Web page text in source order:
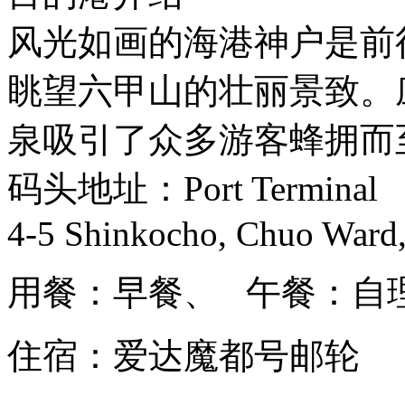
风光如画的海港神户是
眺望六甲山的壮丽景致
泉吸引了众多游客蜂拥而
码头地址：Port Terminal
4-5 Shinkocho, Chuo
用餐：早餐、 午餐：自
住宿：爱达魔都号邮轮